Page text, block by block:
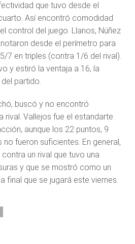
que tuvo desde el
Así encontró comodidad
control del juego. Llanos, Núñez
desde el perímetro para
7 en triples (contra 1/6 del rival).
y estiró la ventaja a 16, la
partido.
buscó y no encontró
rival. Vallejos fue el estandarte
aunque los 22 puntos, 9
fueron suficientes. En general,
un rival que tuvo una
y que se mostró como un
final que se jugará este viernes.